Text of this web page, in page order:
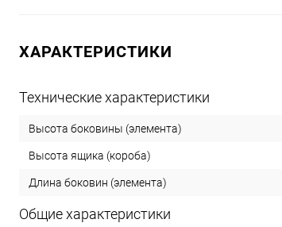
ХАРАКТЕРИСТИКИ
Технические характеристики
Высота боковины (элемента)
Высота ящика (короба)
Длина боковин (элемента)
Общие характеристики